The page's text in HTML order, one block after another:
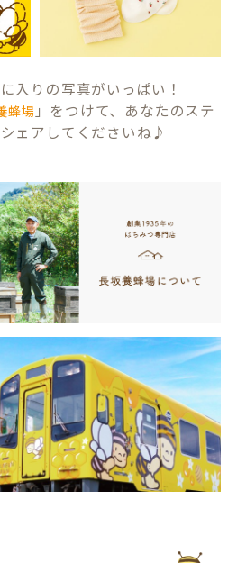
入りの写真がいっぱい！
蜂場 」をつけて、あなたのステ
ェアしてくださいね♪